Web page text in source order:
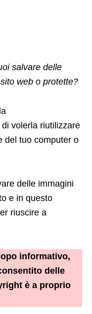
salvare delle
web o protette?
volerla riutilizzare
del tuo computer o
delle immagini
e in questo
riuscire a
informativo,
delle
è a proprio